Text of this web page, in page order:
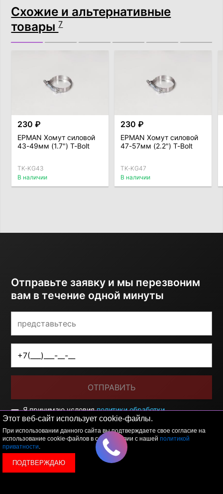
Этот веб-сайт использует cookie-файлы.
При использовании данного сайта вы подтверждаете свое согласие на
использование cookie-файлов в соответствии с нашей политикой
приватности.
ПОДТВЕРЖДАЮ
Схожие и альтернативные
товары7
230 ₽
EPMAN Хомут силовой
43-49мм (1.7") T-Bolt
TK-KG43
В наличии
230 ₽
EPMAN Хомут силовой
47-57мм (2.2") T-Bolt
TK-KG47
В наличии
Отправьте заявку и мы перезвоним
вам в течение одной минуты
ОТПРАВИТЬ
Я принимаю условияполитики обработки
персональных данных